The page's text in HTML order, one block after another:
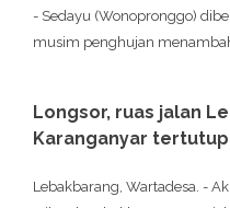
- Sedayu (Wonopronggo)
musim penghujan
Longsor, ruas jalan
Karanganyar
Lebakbarang, Wartadesa. -